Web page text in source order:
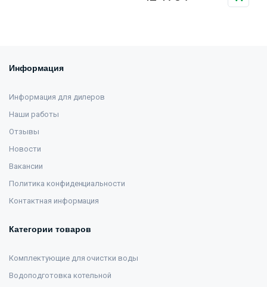
Информация
Информация для дилеров
Наши работы
Отзывы
Новости
Вакансии
Политика конфиденциальности
Контактная информация
Категории товаров
Комплектующие для очистки воды
Водоподготовка котельной